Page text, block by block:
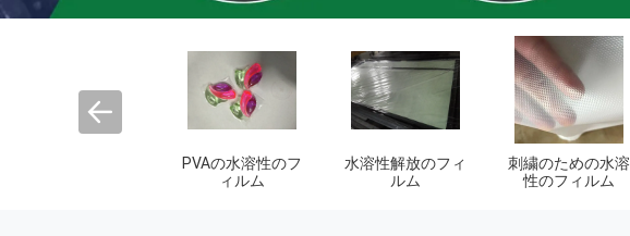
生物分解性のプラ
スチック フィルム
生分解性のショッ
ピング バッグ
生物分解性の船尾
袋